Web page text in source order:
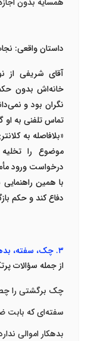
داستان واقعی:
آقای شریفی از
خانه‌اش بدون
نگران بود و
تماس تلفنی به
«بلافاصله به
موضوع را
درخواست ورود
با همین
دفاع کند و حکم
۳. چک، سفته،
از جمله سؤالات
چک برگشتی را
سفته‌ای که بابت
بدهکار اموالی